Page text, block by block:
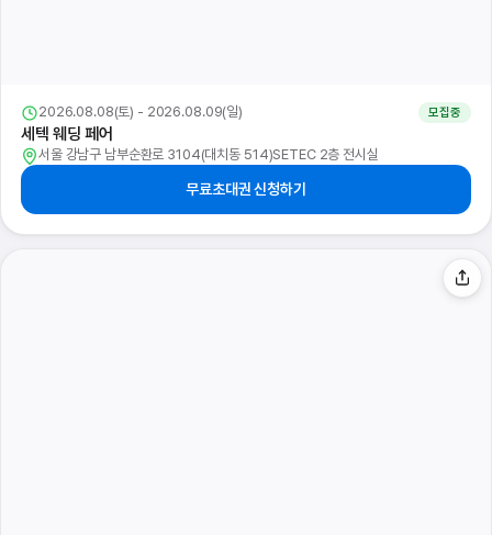
2026.08.08(토) - 2026.08.09(일) 모집중
세텍 웨딩 페어
서울 강남구 남부순환로 3104(대치동 514)SETEC 2층 전시실
무료초대권 신청하기